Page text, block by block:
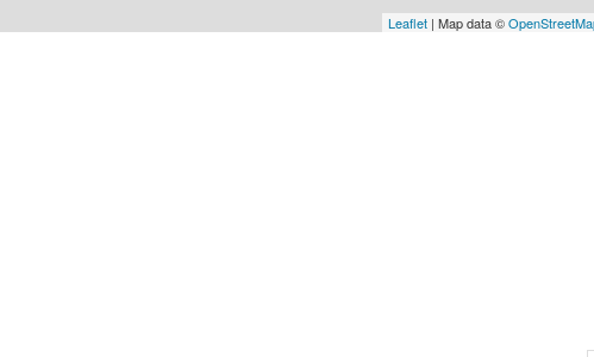
Leaflet | Map data ©